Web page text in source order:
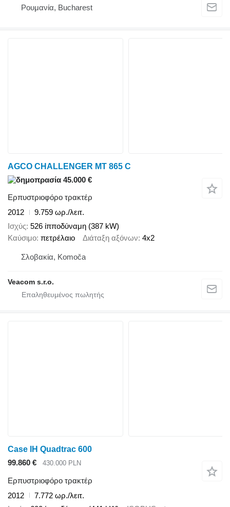
Ρουμανία, Bucharest
AGCO CHALLENGER MT 865 C
45.000 €
Ερπυστριοφόρο τρακτέρ
2012
9.759 ωρ./λειτ.
Ισχύς 526 ίπποδύναμη (387 kW)
Καύσιμο πετρέλαιο Διάταξη αξόνων 4x2
Σλοβακία, Komoča
Veacom s.r.o.
Case IH Quadtrac 600
99.860 €
430.000 PLN
Ερπυστριοφόρο τρακτέρ
2012
7.772 ωρ./λειτ.